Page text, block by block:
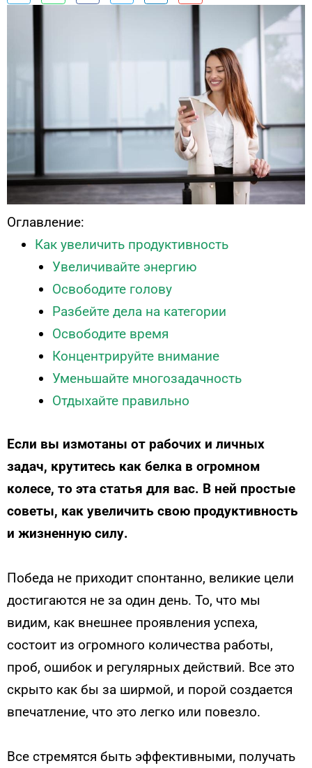
Оглавление:
Как увеличить продуктивность
Увеличивайте энергию
Освободите голову
Разбейте дела на категории
Освободите время
Концентрируйте внимание
Уменьшайте многозадачность
Отдыхайте правильно
Если вы измотаны от рабочих и личных
задач, крутитесь как белка в огромном
колесе, то эта статья для вас. В ней простые
советы, как увеличить свою продуктивность
и жизненную силу.
Победа не приходит спонтанно, великие цели
достигаются не за один день. То, что мы
видим, как внешнее проявления успеха,
состоит из огромного количества работы,
проб, ошибок и регулярных действий. Все это
скрыто как бы за ширмой, и порой создается
впечатление, что это легко или повезло.
Все стремятся быть эффективными, получать